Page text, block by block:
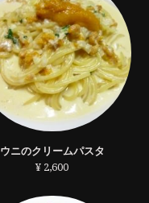
ウニのクリームパスタ
¥ 2,600